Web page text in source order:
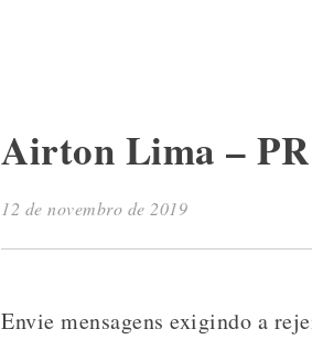
Airton Lima – PR
12 de novembro de 2019
Envie mensagens exigindo a